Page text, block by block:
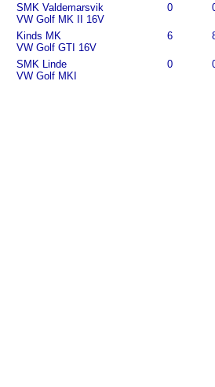
SMK Valdemarsvik
VW Golf MK II 16V
0
Kinds MK
VW Golf GTI 16V
6
SMK Linde
VW Golf MKI
0